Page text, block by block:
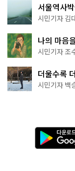
서울역사
나는 역사
시민기자 김
나의 마음
상작 공개!
시민기자 조
더울수록
코스'
시민기자 백